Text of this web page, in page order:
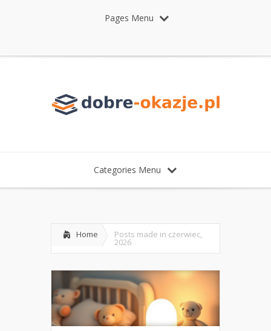
Pages Menu
Categories Menu
Home Posts made in czerwiec,
2026